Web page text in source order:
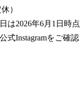
）
は2026年6月1日時
式Instagramをご確